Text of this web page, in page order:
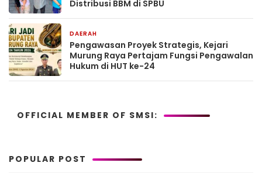
Distribusi BBM di SPBU
DAERAH
Pengawasan Proyek Strategis, Kejari
Murung Raya Pertajam Fungsi Pengawalan
Hukum di HUT ke-24
OFFICIAL MEMBER OF SMSI:
POPULAR POST